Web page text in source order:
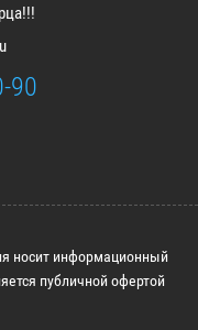
90
носит информационный
публичной офертой